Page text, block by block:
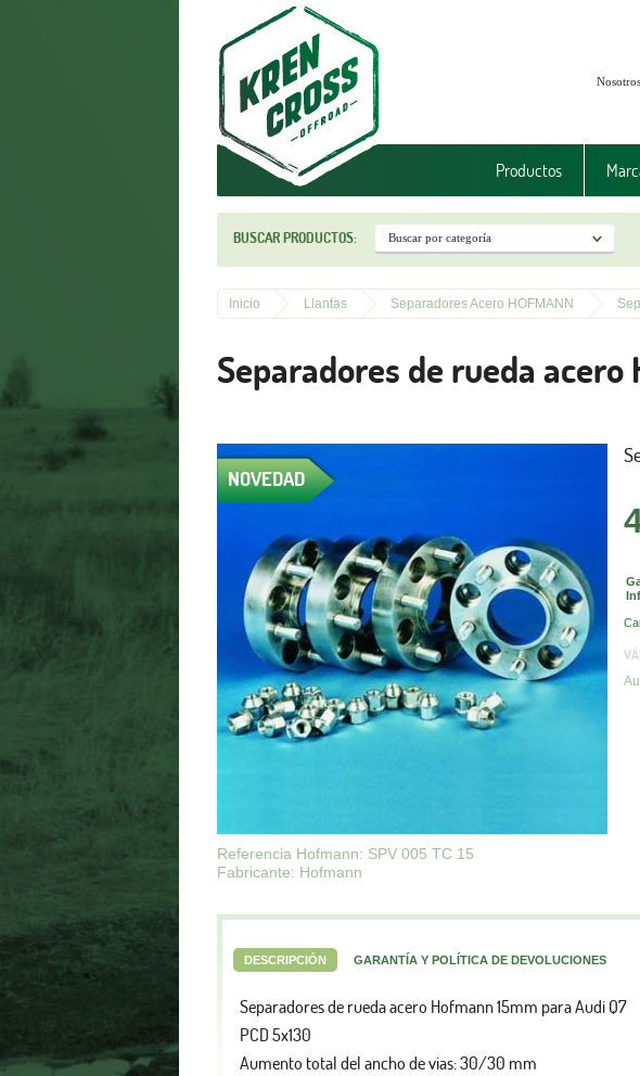
Nosotros
Productos
BUSCAR PRODUCTOS:
Inicio Llantas Separadores Acero HOFMANN
Separadores de rueda acero
NOVEDAD
Referencia Hofmann: SPV 005 TC 15
Fabricante: Hofmann
DESCRIPCIÓN GARANTÍA Y POLÍTICA DE DEVOLUCIONES
Separadores de rueda acero Hofmann 15mm para Audi Q7
PCD 5x130
Aumento total del ancho de vias: 30/30 mm